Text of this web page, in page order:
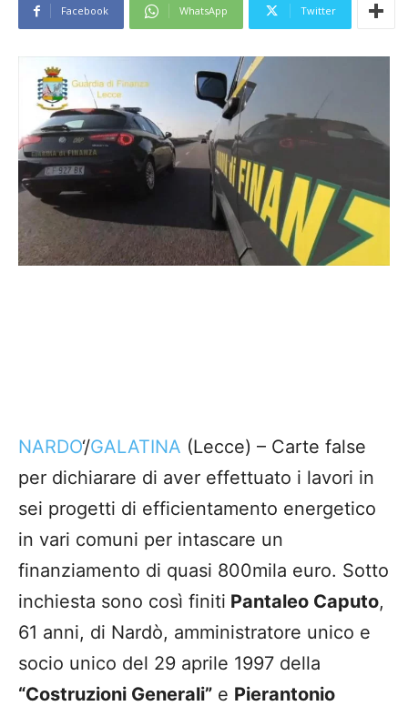
Facebook WhatsApp Twitter
NARDO‘/GALATINA (Lecce) – Carte false
per dichiarare di aver effettuato i lavori in
sei progetti di efficientamento energetico
in vari comuni per intascare un
finanziamento di quasi 800mila euro. Sotto
inchiesta sono così finiti Pantaleo Caputo,
61 anni, di Nardò, amministratore unico e
socio unico del 29 aprile 1997 della
“Costruzioni Generali” e Pierantonio